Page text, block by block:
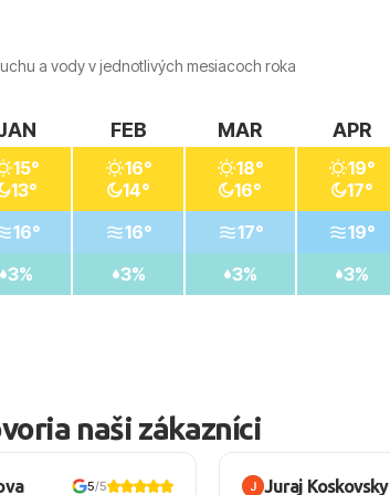
a vody v jednotlivých mesiacoch roka
15°
13°
16°
3%
FEB
16°
14°
16°
3%
MAR
18°
16°
17°
3%
APR
19°
17°
19°
3%
naši zákazníci
5/5 Juraj Koskovsky